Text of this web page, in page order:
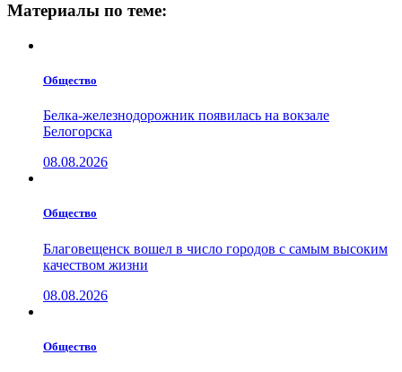
Материалы по теме:
Общество
Белка-железнодорожник появилась на вокзале
Белогорска
08.08.2026
Общество
Благовещенск вошел в число городов с самым высоким
качеством жизни
08.08.2026
Общество